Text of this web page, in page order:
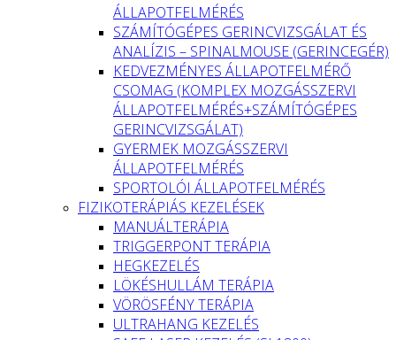
ÁLLAPOTFELMÉRÉS
SZÁMÍTÓGÉPES GERINCVIZSGÁLAT ÉS
ANALÍZIS – SPINALMOUSE (GERINCEGÉR)
KEDVEZMÉNYES ÁLLAPOTFELMÉRŐ
CSOMAG (KOMPLEX MOZGÁSSZERVI
ÁLLAPOTFELMÉRÉS+SZÁMÍTÓGÉPES
GERINCVIZSGÁLAT)
GYERMEK MOZGÁSSZERVI
ÁLLAPOTFELMÉRÉS
SPORTOLÓI ÁLLAPOTFELMÉRÉS
FIZIKOTERÁPIÁS KEZELÉSEK
MANUÁLTERÁPIA
TRIGGERPONT TERÁPIA
HEGKEZELÉS
LÖKÉSHULLÁM TERÁPIA
VÖRÖSFÉNY TERÁPIA
ULTRAHANG KEZELÉS